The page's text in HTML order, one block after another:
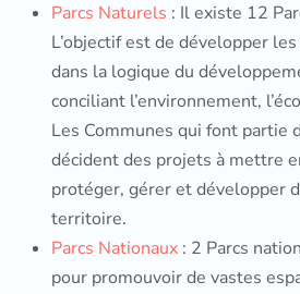
Parcs Naturels : Il existe 12
L’objectif est de développer
dans la logique du
conciliant l’environnement,
Les Communes qui font partie
décident des projets à mettre
protéger, gérer et développer
territoire.
Parcs Nationaux : 2 Parcs
pour promouvoir de vastes